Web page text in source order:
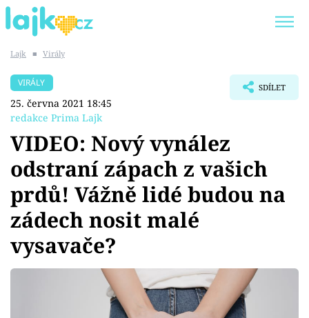
SHOPAHOLICADEL
Témata
Showbyznys
Youtubeři
Lajk ■ Virály
VIRÁLY
25. června 2021 18:45
redakce Prima Lajk
SDÍLET
VIDEO: Nový vynález
odstraní zápach z vašich
prdů! Vážně lidé budou na
zádech nosit malé
vysavače?